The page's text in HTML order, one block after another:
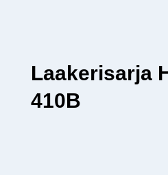
Laakerisarja
410B